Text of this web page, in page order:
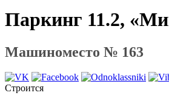
Паркинг 11.2,
Машиноместо № 163
Строится